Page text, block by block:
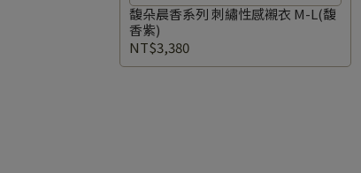
花瓣上，彷彿置身於夢幻仙境中無法自
馥朵晨香系列 刺繡性感襯衣 M-L(馥
香紫)
NT$3,380